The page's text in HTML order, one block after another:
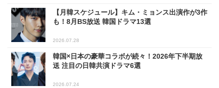
【月韓スケジュール】キム・ミョンス出演作が3作
も！8月BS放送 韓国ドラマ13選
2026.07.28
韓国×日本の豪華コラボが続々！2026年下半期放
送 注目の日韓共演ドラマ6選
2026.07.24